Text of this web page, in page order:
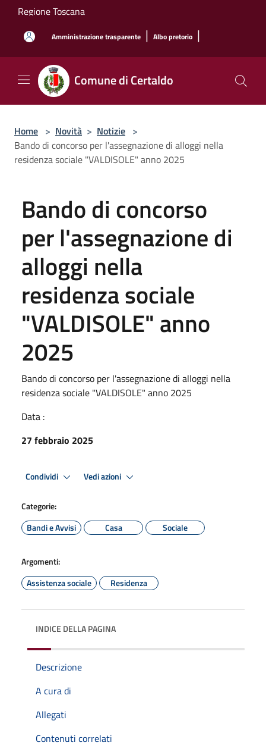
Salta al contenuto principale
Regione Toscana
Amministrazione trasparente | Albo pretorio |
Comune di Certaldo
Home > Novità > Notizie >
Bando di concorso per l'assegnazione di alloggi nella
residenza sociale "VALDISOLE" anno 2025
Bando di concorso
per l'assegnazione di
alloggi nella
residenza sociale
"VALDISOLE" anno
2025
Bando di concorso per l'assegnazione di alloggi nella
residenza sociale "VALDISOLE" anno 2025
Data :
27 febbraio 2025
Condividi Vedi azioni
Categorie:
Bandi e Avvisi
Casa Sociale
Argomenti:
Assistenza sociale
Residenza
INDICE DELLA PAGINA
Descrizione
A cura di
Allegati
Contenuti correlati